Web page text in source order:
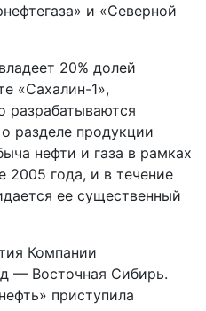
и «Северной
20% долей
«Сахалин-1»,
разрабатываются
разделе продукции
нефти и газа в рамках
2005 года, и в течение
ее существенный
Компании
— Восточная Сибирь.
приступила